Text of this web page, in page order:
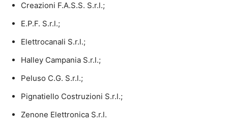
Creazioni F.A.S.S. S.r.l.;
E.P.F. S.r.l.;
Elettrocanali S.r.l.;
Halley Campania S.r.l.;
Peluso C.G. S.r.l.;
Pignatiello Costruzioni S.r.l.;
Zenone Elettronica S.r.l.